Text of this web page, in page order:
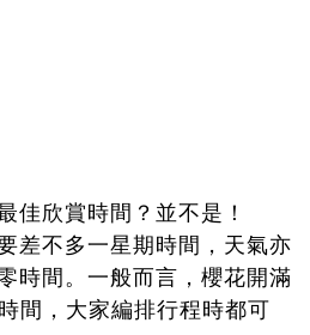
佳欣賞時間？並不是！
差不多一星期時間，天氣亦
時間。一般而言，櫻花開滿
間，大家編排行程時都可